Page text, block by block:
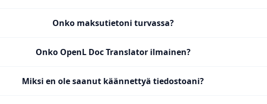
Onko maksutietoni turvassa?
Onko OpenL Doc Translator ilmainen?
Miksi en ole saanut käännettyä tiedostoani?